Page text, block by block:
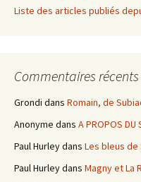
Liste des articles publiés
Commentaires récents
Grondi dans Romain, de
Anonyme dans A PROPOS DU
Paul Hurleydans Les bleus de
Paul Hurleydans Magny et La